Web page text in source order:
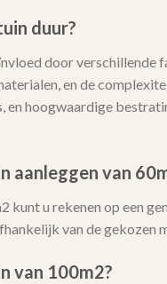
duur?
door verschillende
en de
en hoogwaardige
aanleggen van
kunt u rekenen op een
van de gekozen
van 100m2?